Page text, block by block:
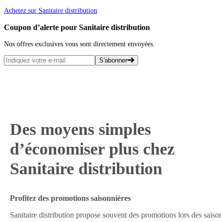
Achetez sur Sanitaire distribution
Coupon d’alerte pour Sanitaire distribution
Nos offres exclusives vous sont directement envoyées.
S'abonner
Des moyens simples
d’économiser plus chez
Sanitaire distribution
Profitez des promotions saisonnières
Sanitaire distribution propose souvent des promotions lors des